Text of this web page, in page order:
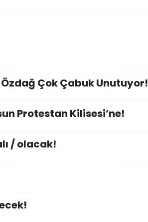
Özdağ Çok Çabuk Unutuyor!
Protestan Kilisesi’ne!
/ olacak!